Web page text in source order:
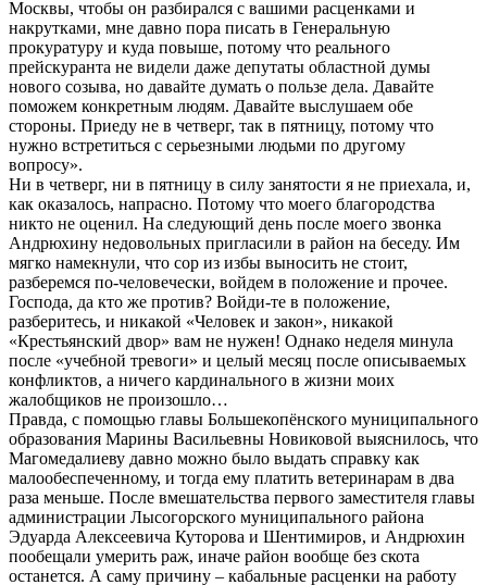
Москвы, чтобы он разбирался с вашими расценками и
накрутками, мне давно пора писать в Генеральную
прокуратуру и куда повыше, потому что реального
прейскуранта не видели даже депутаты областной думы
нового созыва, но давайте думать о пользе дела. Давайте
поможем конкретным людям. Давайте выслушаем обе
стороны. Приеду не в четверг, так в пятницу, потому что
нужно встретиться с серьезными людьми по другому
вопросу».
Ни в четверг, ни в пятницу в силу занятости я не приехала, и,
как оказалось, напрасно. Потому что моего благородства
никто не оценил. На следующий день после моего звонка
Андрюхину недовольных пригласили в район на беседу. Им
мягко намекнули, что сор из избы выносить не стоит,
разберемся по-человечески, войдем в положение и прочее.
Господа, да кто же против? Войди-те в положение,
разберитесь, и никакой «Человек и закон», никакой
«Крестьянский двор» вам не нужен! Однако неделя минула
после «учебной тревоги» и целый месяц после описываемых
конфликтов, а ничего кардинального в жизни моих
жалобщиков не произошло…
Правда, с помощью главы Большекопёнского муниципального
образования Марины Васильевны Новиковой выяснилось, что
Магомедалиеву давно можно было выдать справку как
малообеспеченному, и тогда ему платить ветеринарам в два
раза меньше. После вмешательства первого заместителя главы
администрации Лысогорского муниципального района
Эдуарда Алексеевича Куторова и Шентимиров, и Андрюхин
пообещали умерить раж, иначе район вообще без скота
останется. А саму причину – кабальные расценки на работу